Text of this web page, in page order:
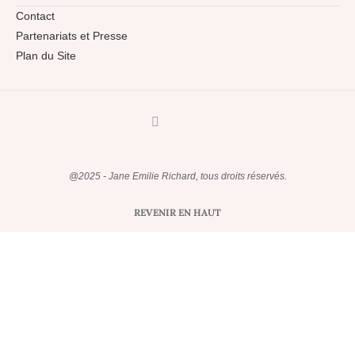
Contact
Partenariats et Presse
Plan du Site
@2025 - Jane Emilie Richard, tous droits réservés.
REVENIR EN HAUT